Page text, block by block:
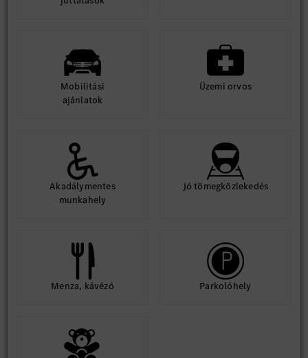
Mobilitási
ajánlatok
Üzemi orvos
Akadálymentes
munkahely
Jó tömegközlekedés
Menza, kávézó Parkolóhely